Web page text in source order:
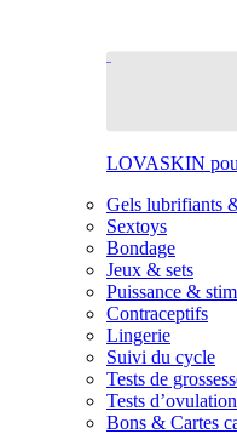
LOVASKIN
Gels lubrifiants
Sextoys
Bondage
Jeux & sets
Puissance &
Contraceptifs
Lingerie
Suivi du cycle
Tests de
Tests d’ovulation
Bons & Cartes